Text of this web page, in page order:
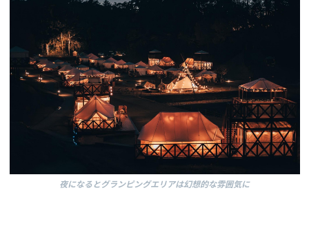
夜になるとグランピングエリアは幻想的な雰囲気に